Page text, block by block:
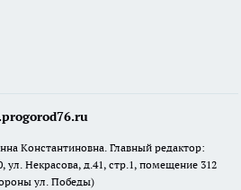
Константиновна. Главный редактор:
ул. Некрасова, д.41, стр.1, помещение 312
ул. Победы)